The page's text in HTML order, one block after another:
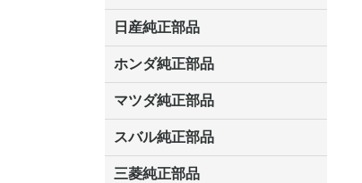
ジムニーノマド
エブリィ
ハスラー
スペーシア
ソリオ
スイフト
エスクード
アルト
MRワゴン
エリオ
Kei
キャリィ・エブリィ
シボレークルーズ
ジムニー
スクラム
セルボ
ツイン
パレット
フロンテ
マイティーボーイ
ラパン
ワゴンR
ワゴンRワイド・プラス・ソリ
日産純正部品
ルークス
フィガロ
リーフ
リバティ
デイズ
ブルーバード
テラノ
バネット
KIX
オッティ
シルビア
スカイライン
ローレル
フェアレディZ
ティーノ
ティーダラティオ
ラフェスタ
ADバン
アトラス
アベニール
ウィングロード
エキスパート
エクストレイル
エルグランド
キャラバン
キューブ
サニー
シーマ
ジューク
ステージア
セレナ
ティアナ
ティーダ
デュアリス
ノート
バサラ
フーガ
プリメーラ
ブルーバードシルフィー
プレジデント
プレーリーリバティ
プレサージュ
マーチ
ムラーノ
モコ
ホンダ純正部品
N-ONE
シティ
ロゴ
プレリュード
トルネオ
HR-V
レジェンド
クロスロード
MDX
インサイト
ビート
フリード
S2000
S-MX
アクティ
アコード
インテグラ
エアウェイブ
エディックス
エリシオン
エレメント
オデッセイ
オルティア
ザッツ
CR-V
シビック
ステップワゴン
ストリーム
ゼスト
Z(ゼット)
トゥディ
パートナー
バモス
フィット
モビリオ
ライフ
ライフダンク
耕運機
マツダ純正部品
プロシード
ボンゴ
アクセラ
アテンザ
タイタン
ロードスター
ベリーサ
AZワゴン
CX-5
RX-8
MPV
スクラム
スピアーノ
キャロル
デミオ
ファミリア
プレマシー
ラピュタ
スバル純正部品
R2/R1
エクシーガ
フォレスター
BRZ
レオーネ
インプレッサ
ステラ
レガシイ
トレジア
ヴィヴィオ
サンバー
プレオ
三菱純正部品